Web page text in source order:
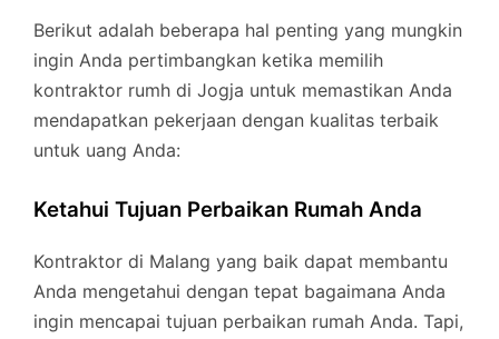
Berikut adalah beberapa hal penting yang mungkin
ingin Anda pertimbangkan ketika memilih
kontraktor rumh di Jogja untuk memastikan Anda
mendapatkan pekerjaan dengan kualitas terbaik
untuk uang Anda:
Ketahui Tujuan Perbaikan Rumah Anda
Kontraktor di Malang yang baik dapat membantu
Anda mengetahui dengan tepat bagaimana Anda
ingin mencapai tujuan perbaikan rumah Anda. Tapi,